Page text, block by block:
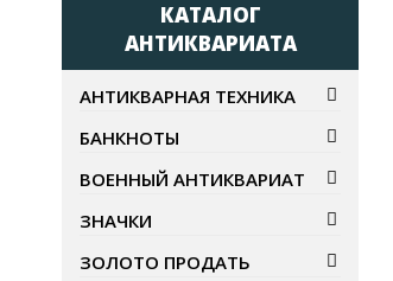
КАТАЛОГ
АНТИКВАРИАТА
АНТИКВАРНАЯ ТЕХНИКА
БАНКНОТЫ
ВОЕННЫЙ АНТИКВАРИАТ
ЗНАЧКИ
ЗОЛОТО ПРОДАТЬ